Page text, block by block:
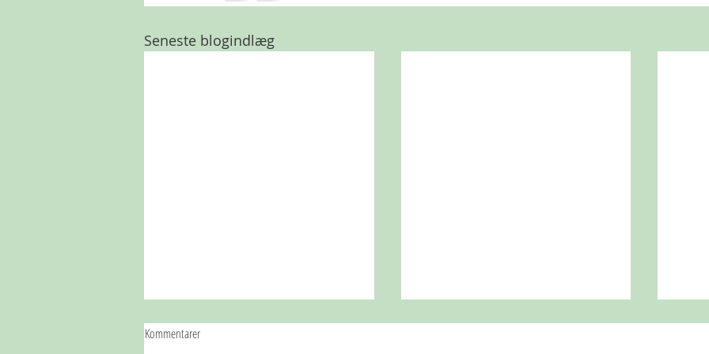
Seneste blogindlæg
Kommentarer